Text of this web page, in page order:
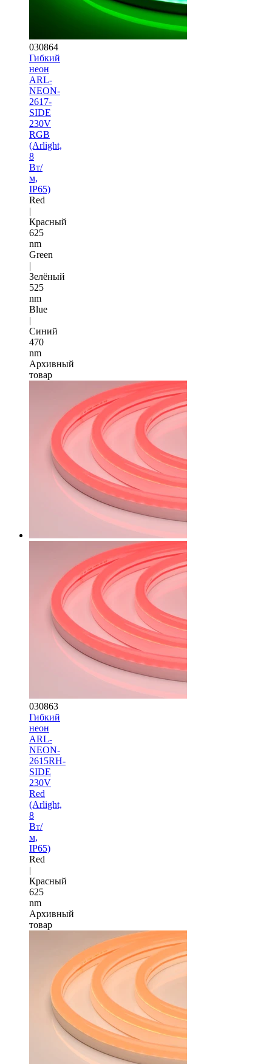
030864
Гибкий
неон
ARL-
NEON-
2617-
SIDE
230V
RGB
(Arlight,
8
Вт/
м,
IP65)
Red
|
Красный
625
nm
Green
|
Зелёный
525
nm
Blue
|
Синий
470
nm
Архивный
товар
030863
Гибкий
неон
ARL-
NEON-
2615RH-
SIDE
230V
Red
(Arlight,
8
Вт/
м,
IP65)
Red
|
Красный
625
nm
Архивный
товар